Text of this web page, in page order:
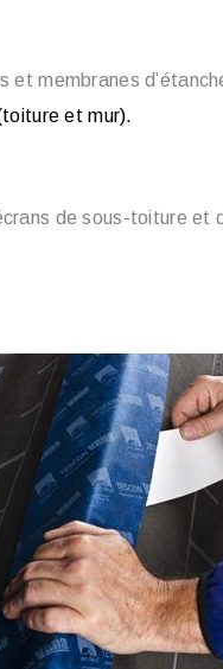
et mem­branes
et mur).
de sous-toit­ure et